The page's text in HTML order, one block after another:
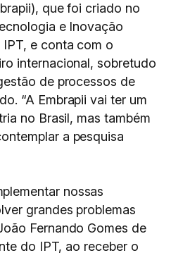
que foi criado no
e Inovação
e conta com o
internacional, sobretudo
de processos de
“A Embrapii vai ter um
no Brasil, mas também
a pesquisa
nossas
grandes problemas
Fernando Gomes de
do IPT, ao receber o